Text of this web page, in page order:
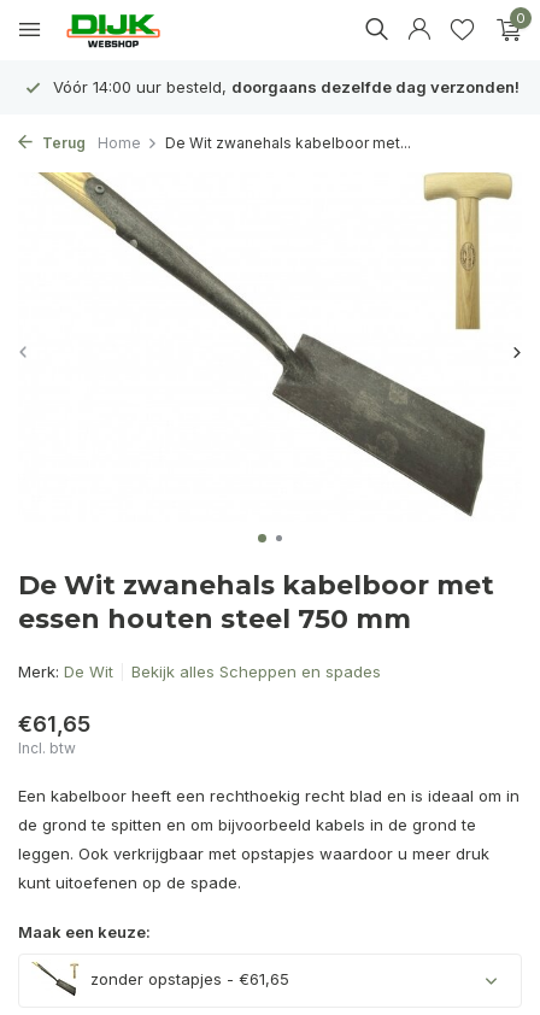
0
Vóór 14:00 uur besteld, doorgaans dezelfde dag verzonden!
Terug Home De Wit zwanehals kabelboor met...
De Wit zwanehals kabelboor met
essen houten steel 750 mm
Merk: De Wit Bekijk alles Scheppen en spades
€61,65
Incl. btw
Een kabelboor heeft een rechthoekig recht blad en is ideaal om in
de grond te spitten en om bijvoorbeeld kabels in de grond te
leggen. Ook verkrijgbaar met opstapjes waardoor u meer druk
kunt uitoefenen op de spade.
Maak een keuze:
zonder opstapjes - €61,65